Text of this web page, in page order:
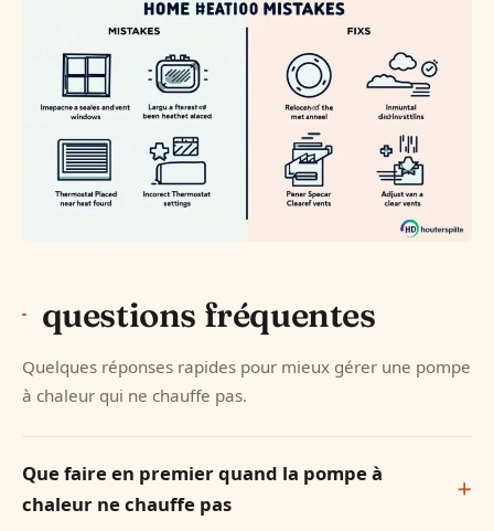
questions fréquentes
Quelques réponses rapides pour mieux gérer une pompe
à chaleur qui ne chauffe pas.
Que faire en premier quand la pompe à
chaleur ne chauffe pas